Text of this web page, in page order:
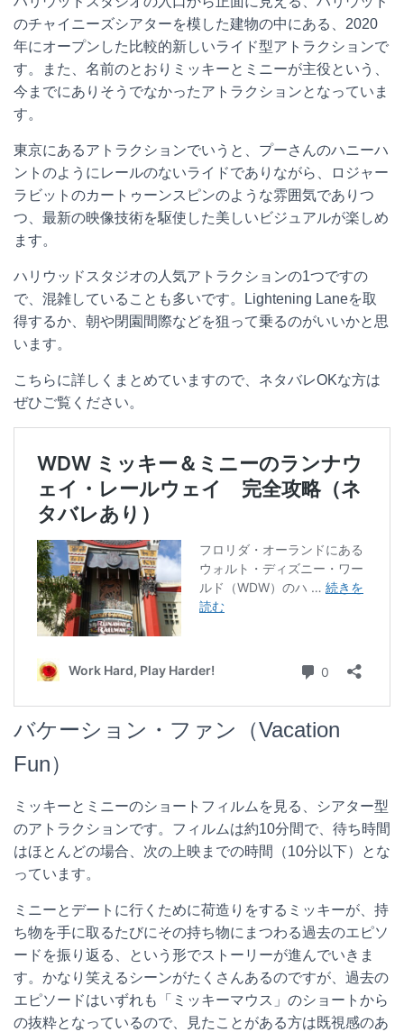
のチャイニーズシアターを模した建物の中にある、2020
年にオープンした比較的新しいライド型アトラクションで
す。また、名前のとおりミッキーとミニーが主役という、
今までにありそうでなかったアトラクションとなっていま
す。
東京にあるアトラクションでいうと、プーさんのハニーハ
ントのようにレールのないライドでありながら、ロジャー
ラビットのカートゥーンスピンのような雰囲気でありつ
つ、最新の映像技術を駆使した美しいビジュアルが楽しめ
ます。
ハリウッドスタジオの人気アトラクションの1つですの
で、混雑していることも多いです。Lightening Laneを取
得するか、朝や閉園間際などを狙って乗るのがいいかと思
います。
こちらに詳しくまとめていますので、ネタバレOKな方は
ぜひご覧ください。
バケーション・ファン（Vacation
Fun）
ミッキーとミニーのショートフィルムを見る、シアター型
のアトラクションです。フィルムは約10分間で、待ち時間
はほとんどの場合、次の上映までの時間（10分以下）とな
っています。
ミニーとデートに行くために荷造りをするミッキーが、持
ち物を手に取るたびにその持ち物にまつわる過去のエピソ
ードを振り返る、という形でストーリーが進んでいきま
す。かなり笑えるシーンがたくさんあるのですが、過去の
エピソードはいずれも「ミッキーマウス」のショートから
の抜粋となっているので、見たことがある方は既視感のあ